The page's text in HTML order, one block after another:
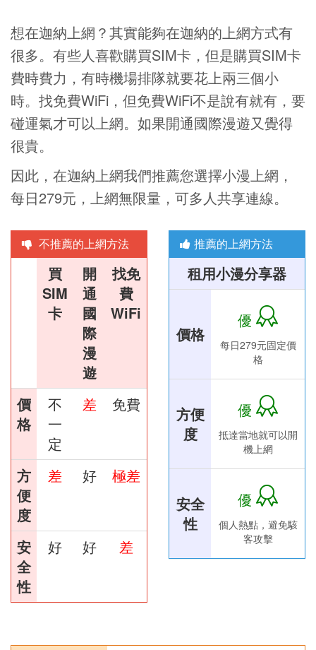
想在迦納上網？其實能夠在迦納的上網方式有
很多。有些人喜歡購買SIM卡，但是購買SIM卡
費時費力，有時機場排隊就要花上兩三個小
時。找免費WiFi，但免費WiFi不是說有就有，要
碰運氣才可以上網。如果開通國際漫遊又覺得
很貴。
因此，在迦納上網我們推薦您選擇小漫上網，
每日279元，上網無限量，可多人共享連線。
不推薦的上網方法
買
SIM
卡
開
通
國
際
漫
遊
找免
費
WiFi
價
格
不
一
定
差 免費
方
便
度
差 好 極差
安
全
性
好 好 差
推薦的上網方法
租用小漫分享器
價格
優
每日279元固定價
格
方便
度
優
抵達當地就可以開
機上網
安全
性
優
個人熱點，避免駭
客攻擊